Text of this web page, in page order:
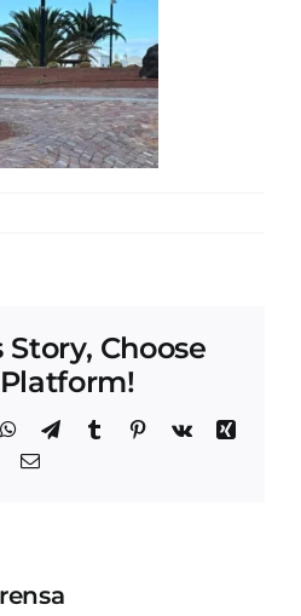
Story, Choose
WhatsApp
TelegramTumblrPinterest
Vk
Xing
Correo